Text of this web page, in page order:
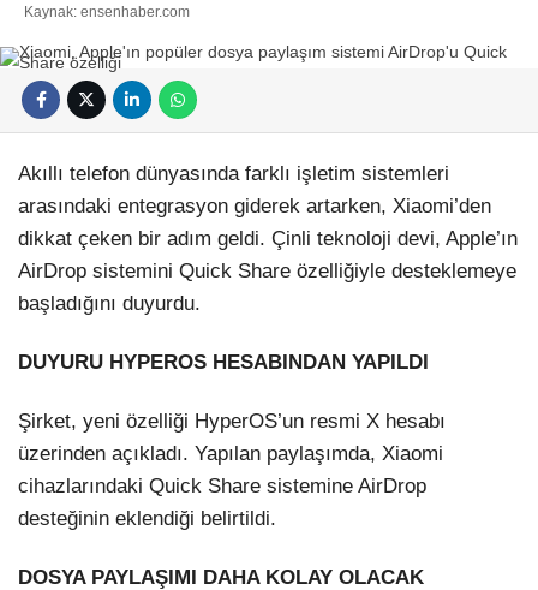
Şifremi Unuttum
Üye Giriş
Üye Onay
Yayınlar
Yazarlar
Yazı Düzenle
Yazı Gönder
TEKNOLOJI
KÖŞE YAZILARI
VIDEO GALERI
RÖPORTAJ
RESMI İLANLAR
Kaynak: ensenhaber.com
Akıllı telefon dünyasında farklı işletim sistemleri
arasındaki entegrasyon giderek artarken, Xiaomi’den
dikkat çeken bir adım geldi. Çinli teknoloji devi, Apple’ın
AirDrop sistemini Quick Share özelliğiyle desteklemeye
başladığını duyurdu.
DUYURU HYPEROS HESABINDAN YAPILDI
Şirket, yeni özelliği HyperOS’un resmi X hesabı
üzerinden açıkladı. Yapılan paylaşımda, Xiaomi
cihazlarındaki Quick Share sistemine AirDrop
desteğinin eklendiği belirtildi.
DOSYA PAYLAŞIMI DAHA KOLAY OLACAK